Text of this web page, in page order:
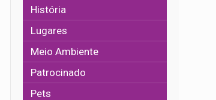
História
Lugares
Meio Ambiente
Patrocinado
Pets